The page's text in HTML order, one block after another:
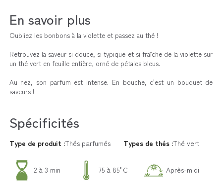
En savoir plus
Oubliez les bonbons à la violette et passez au thé !
Retrouvez la saveur si douce, si typique et si fraîche de la violette sur
un thé vert en feuille entière, orné de pétales bleus.
Au nez, son parfum est intense. En bouche, c'est un bouquet de
saveurs !
Spécificités
Type de produit :Thés parfumés Types de thés :Thé vert
2 à 3 min 75 à 85°C Après-midi